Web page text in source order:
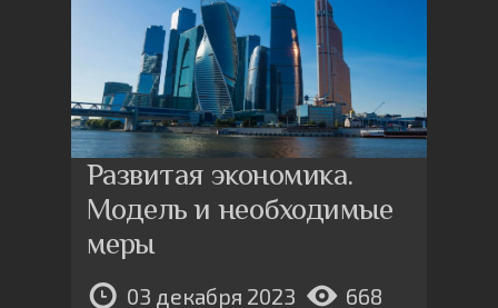
Развитая экономика.
Модель и необходимые
меры
03 декабря 2023 668